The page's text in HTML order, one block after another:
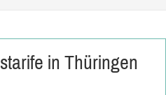
in Thüringen